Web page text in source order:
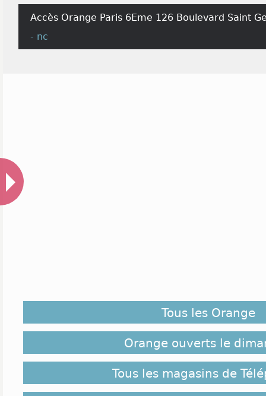
Accès Orange Paris 6Eme 126 Boulevard Saint
- nc
Tous les Orange
Orange ouverts le
Tous les magasins de